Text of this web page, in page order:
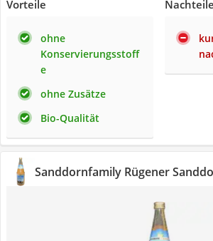
Vorteile
ohne
Konservierungsstoff
e
ohne Zusätze
Bio-Qualität
Nachteile
Sanddornfamily Rügener